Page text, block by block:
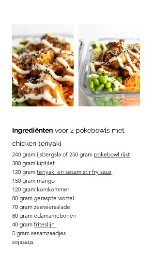
Ingrediënten voor 2 pokebowls met
chicken teriyaki
240 gram ijsbergsla of 250 gram pokebowl rijst
300 gram kipfilet
120 gram teriyaki en sesam stir fry saus
150 gram mango
120 gram komkommer
80 gram geraspte wortel
70 gram zeewiersalade
80 gram edamamebonen
40 gram friteslijn
5 gram sesamzaadjes
sojasaus